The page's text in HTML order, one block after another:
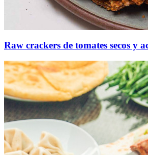
Raw crackers de tomates secos y